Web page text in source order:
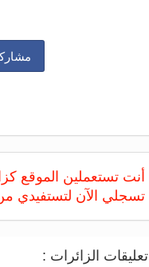
أنت تستعملين الموقع
تسجلي الآن لتستفيدي
تعليقات الزائرات :